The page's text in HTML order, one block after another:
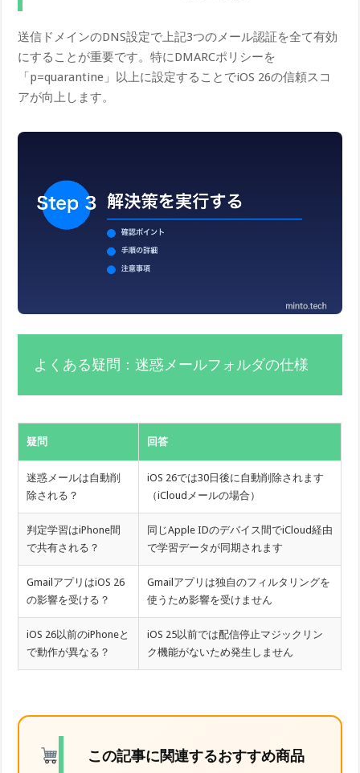
送信ドメインのDNS設定で上記3つのメール認証を全て有効
にすることが重要です。特にDMARCポリシーを
「p=quarantine」以上に設定することでiOS 26の信頼スコ
アが向上します。
よくある疑問：迷惑メールフォルダの仕様
疑問 回答
迷惑メールは自動削
除される？
iOS 26では30日後に自動削除されます
（iCloudメールの場合）
判定学習はiPhone間
で共有される？
同じApple IDのデバイス間でiCloud経由
で学習データが同期されます
GmailアプリはiOS 26
の影響を受ける？
Gmailアプリは独自のフィルタリングを
使うため影響を受けません
iOS 26以前のiPhoneと
で動作が異なる？
iOS 25以前では配信停止マジックリン
ク機能がないため発生しません
この記事に関連するおすすめ商品